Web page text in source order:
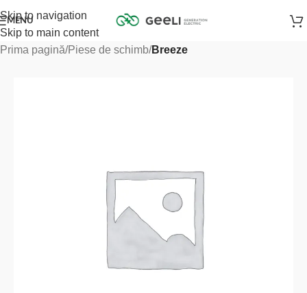
Skip to navigation
Skip to main content
MENU
Prima pagină Piese de schimb Breeze